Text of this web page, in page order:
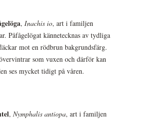
, Inachis io, art i familjen
Påfågelögat kännetecknas av tydliga
mot en rödbrun bakgrundsfärg.
som vuxen och därför kan
ses mycket tidigt på våren.
, Nymphalis antiopa, art i familjen